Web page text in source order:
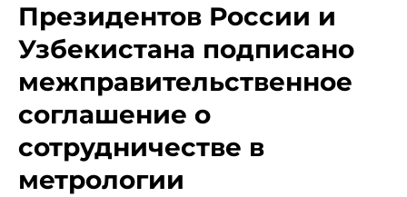
Президентов России и
Узбекистана подписано
межправительственное
соглашение о
сотрудничестве в
метрологии